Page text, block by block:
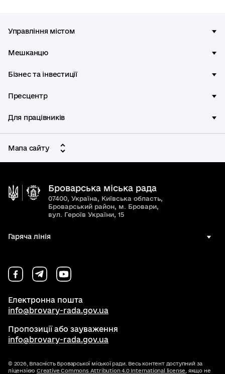
Управління містом
Мешканцю
Бізнес та інвестиції
Пресцентр
Для працівників
Мапа сайту
Броварська міська рада
07400, Україна, Київська область,
Броварський район, м. Бровари,
вул. Героїв України, 15
Гаряча лінія
Електронна пошта
info@brovary-rada.gov.ua
Пропозиції або зауваження
info@brovary-rada.gov.ua
© 2026, Власність Броварської міської ради. Весь контент доступний за
ліцензією Creative Commons Attribution 4.0 International license , якщо не